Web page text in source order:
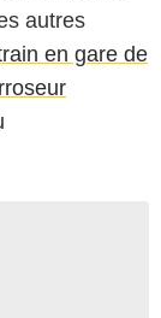
autres
en gare de